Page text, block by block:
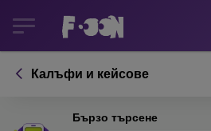
Калъфи и кейсове
Бързо търсене